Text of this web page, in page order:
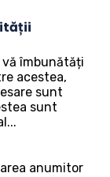
îmbunătăți
acestea,
sunt
sunt
...
anumitor